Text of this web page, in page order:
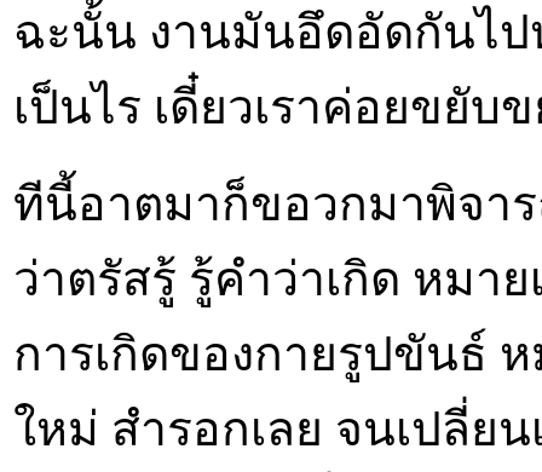
ฉะนั้น งานมันอึดอัดกันไป
เป็นไร เดี๋ยวเราค่อยขยับ
ทีนี้อาตมาก็ขอวกมาพิจา
ว่าตรัสรู้ รู้คำว่าเกิด หมา
การเกิดของกายรูปขันธ์ ห
ใหม่ สำรอกเลย จนเปลี่ย